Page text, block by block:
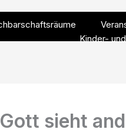
Kinder-
sieht